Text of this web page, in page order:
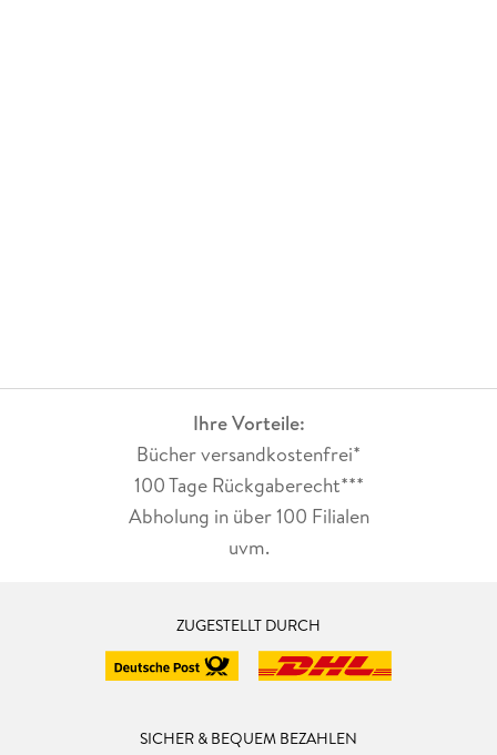
Ihre Vorteile:
Bücher versandkostenfrei*
100 Tage Rückgaberecht***
Abholung in über 100 Filialen
uvm.
ZUGESTELLT DURCH
SICHER & BEQUEM BEZAHLEN